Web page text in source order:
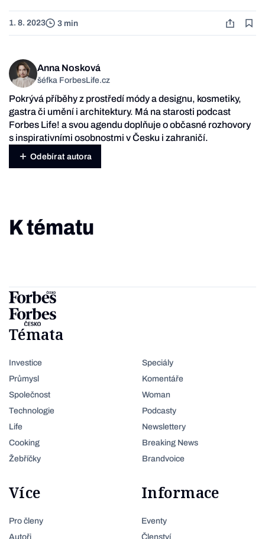
1. 8. 2023 3 min
Anna Nosková
šéfka ForbesLife.cz
Pokrývá příběhy z prostředí módy a designu, kosmetiky,
gastra či umění i architektury. Má na starosti podcast
Forbes Life! a svou agendu doplňuje o občasné rozhovory
s inspirativními osobnostmi v Česku i zahraničí.
Odebírat autora
K tématu
Témata
Investice
Průmysl
Společnost
Technologie
Life
Cooking
Žebříčky
Speciály
Komentáře
Woman
Podcasty
Newslettery
Breaking News
Brandvoice
Více
Pro členy
Autoři
Informace
Eventy
Členství